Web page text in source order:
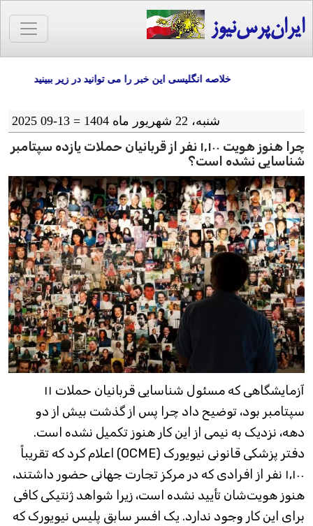
ایران‌پرس‌نیوز
خلاصه انگلیسی این خبر را می توانید در زیر ببینید
شنبه، 22 شهریور ماه 1404 = 13-09 2025
چرا هنوز هویت ۱,۱۰۰ نفر از قربانیان حملات یازده سپتامبر
شناسایی نشده است؟
آزمایشگاهی که مسئول شناسایی قربانیان حملات ۱۱
سپتامبر بود، توضیح داد چرا پس از گذشت بیش از دو
دهه، نزدیک به نیمی از این کار هنوز تکمیل نشده است.
دفتر پزشکی قانونی نیویورک (OCME) اعلام کرد که تقریباً
۱,۱۰۰ نفر از افرادی که در مرکز تجارت جهانی حضور داشتند،
هنوز هویت‌شان تأیید نشده است، زیرا شواهد ژنتیکی کافی
برای این کار وجود ندارد. یک افسر سابق پلیس نیویورک که